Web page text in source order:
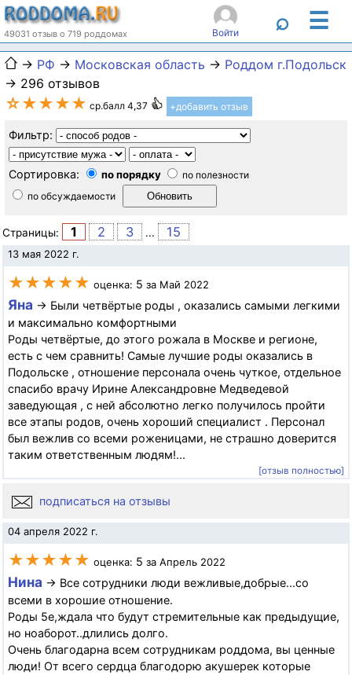
49031 отзыв о 719 роддомах Войти ⌕ ☰
→ РФ → Московская область → Роддом г.Подольск
→ 296 отзывов
☆★★★★ ср.балл 4,37 +добавить отзыв
Фильтр:
Сортировка: по порядку
по полезности
по обсуждаемости
Страницы: 1 2 3 ... 15
13 мая 2022 г.
★★★★★ оценка: 5 за Май 2022
Яна → Были четвёртые роды , оказались самыми легкими
и максимально комфортными
Роды четвёртые, до этого рожала в Москве и регионе,
есть с чем сравнить! Самые лучшие роды оказались в
Подольске , отношение персонала очень чуткое, отдельное
спасибо врачу Ирине Александровне Медведевой
заведующая , с ней абсолютно легко получилось пройти
все этапы родов, очень хороший специалист . Персонал
был вежлив со всеми роженицами, не страшно доверится
таким ответственным людям!...
[отзыв полностью]
подписаться на отзывы
04 апреля 2022 г.
★★★★★ оценка: 5 за Апрель 2022
Нина → Все сотрудники люди вежливые,добрые...со
всеми в хорошие отношение.
Роды 5е,ждала что будут стремительные как предыдущие,
но ноаборот..длились долго.
Очень благодарна всем сотрудникам роддома, вы ценные
люди! От всего сердца благодорю акушерек которые